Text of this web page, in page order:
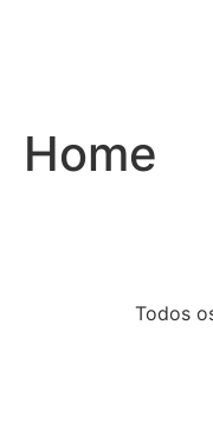
Home
Todos